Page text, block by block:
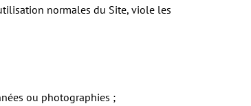
normales du Site, viole les
ou photographies ;